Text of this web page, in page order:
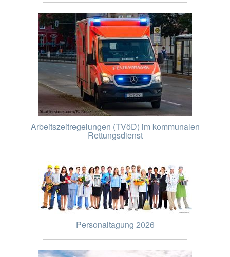
Arbeitszeitregelungen (TVöD) im kommunalen
Rettungsdienst
Personaltagung 2026